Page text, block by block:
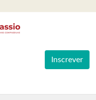
Inscrever